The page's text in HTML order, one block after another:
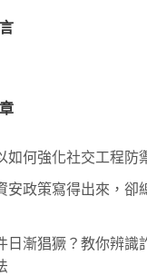
如何強化社交工程防
安政策寫得出來，卻
日漸猖獗？教你辨識